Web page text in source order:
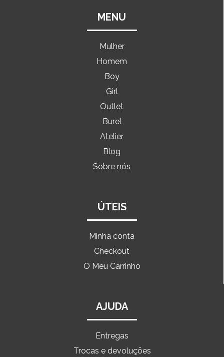
MENU
Mulher
Homem
Boy
Girl
Outlet
Burel
Atelier
Blog
Sobre nós
ÚTEIS
Minha conta
Checkout
O Meu Carrinho
AJUDA
Entregas
Trocas e devoluções